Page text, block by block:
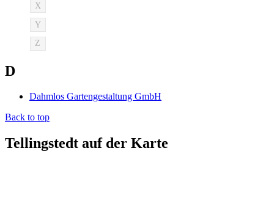
X
Y
Z
D
Dahmlos Gartengestaltung GmbH
Back to top
Tellingstedt auf der Karte